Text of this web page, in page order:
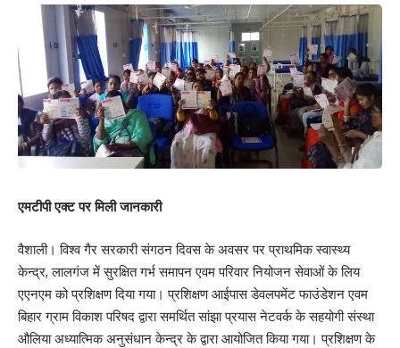
एमटीपी एक्ट पर मिली जानकारी
वैशाली। विश्व गैर सरकारी संगठन दिवस के अवसर पर प्राथमिक स्वास्थ्य
केन्द्र, लालगंज में सुरक्षित गर्भ समापन एवम परिवार नियोजन सेवाओं के लिय
एएनएम को प्रशिक्षण दिया गया। प्रशिक्षण आईपास डेवलपमेंट फाउंडेशन एवम
बिहार ग्राम विकाश परिषद द्वारा समर्थित सांझा प्रयास नेटवर्क के सहयोगी संस्था
औलिया अध्यात्मिक अनुसंधान केन्द्र के द्वारा आयोजित किया गया। प्रशिक्षण के